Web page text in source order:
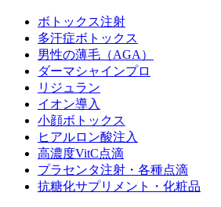
ボトックス注射
多汗症ボトックス
男性の薄毛（AGA）
ダーマシャインプロ
リジュラン
イオン導入
小顔ボトックス
ヒアルロン酸注入
高濃度VitC点滴
プラセンタ注射・各種点滴
抗糖化サプリメント・化粧品